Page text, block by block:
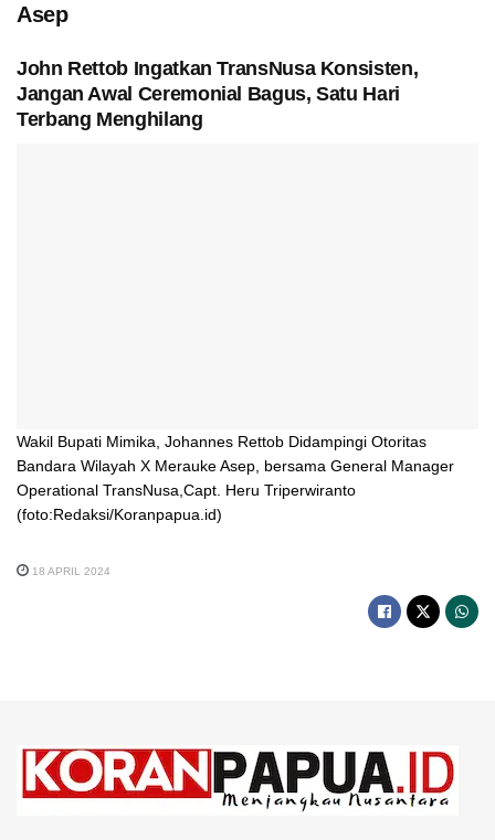
Asep
John Rettob Ingatkan TransNusa Konsisten,
Jangan Awal Ceremonial Bagus, Satu Hari
Terbang Menghilang
Wakil Bupati Mimika, Johannes Rettob Didampingi Otoritas
Bandara Wilayah X Merauke Asep, bersama General Manager
Operational TransNusa,Capt. Heru Triperwiranto
(foto:Redaksi/Koranpapua.id)
18 APRIL 2024